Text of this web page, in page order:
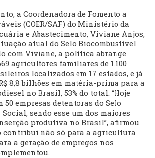
a Coordenadora de Fomento a
(COER/SAF) do Ministério da
e Abastecimento, Viviane Anjos,
atual do Selo Biocombustível
com Viviane, a política abrange
agricultores familiares de 1.100
localizados em 17 estados, e já
8,8 bilhões em matéria-prima para a
no Brasil, 53% do total. “Hoje
50 empresas detentoras do Selo
sendo esse um dos maiores
produtiva no Brasil”, afirmou
contribui não só para a agricultura
a geração de empregos nos